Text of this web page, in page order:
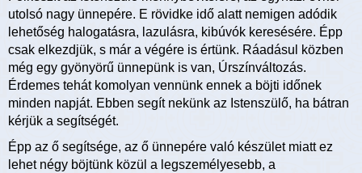
utolsó nagy ünnepére. E rövidke idő alatt nemigen adódik
lehetőség halogatásra, lazulásra, kibúvók keresésére. Épp
csak elkezdjük, s már a végére is értünk. Ráadásul közben
még egy gyönyörű ünnepünk is van, Úrszínváltozás.
Érdemes tehát komolyan vennünk ennek a böjti időnek
minden napját. Ebben segít nekünk az Istenszülő, ha bátran
kérjük a segítségét.
Épp az ő segítsége, az ő ünnepére való készület miatt ez
lehet négy böjtünk közül a legszemélyesebb, a